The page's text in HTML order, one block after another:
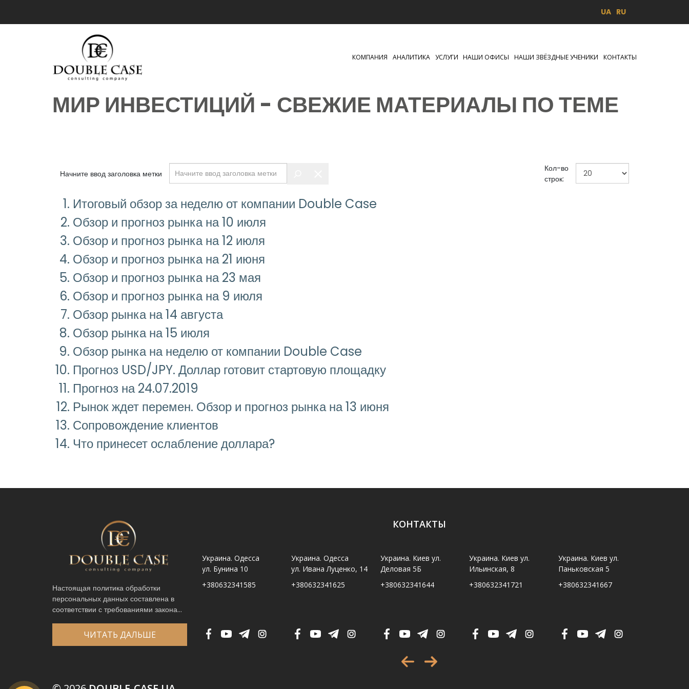
UA RU
КОМПАНИЯ АНАЛИТИКА УСЛУГИ НАШИ ОФИСЫ НАШИ ЗВЁЗДНЫЕ УЧЕНИКИ КОНТАКТЫ
МИР ИНВЕСТИЦИЙ - СВЕЖИЕ МАТЕРИАЛЫ ПО ТЕМЕ
Начните ввод заголовка метки
Кол-во
строк:
Итоговый обзор за неделю от компании Double Case
Обзор и прогноз рынка на 10 июля
Обзор и прогноз рынка на 12 июля
Обзор и прогноз рынка на 21 июня
Обзор и прогноз рынка на 23 мая
Обзор и прогноз рынка на 9 июля
Обзор рынка на 14 августа
Обзор рынка на 15 июля
Обзор рынка на неделю от компании Double Case
Прогноз USD/JPY. Доллар готовит стартовую площадку
Прогноз на 24.07.2019
Рынок ждет перемен. Обзор и прогноз рынка на 13 июня
Сопровождение клиентов
Что принесет ослабление доллара?
Настоящая политика обработки
персональных данных составлена в
соответствии с требованиями закона...
ЧИТАТЬ ДАЛЬШЕ
КОНТАКТЫ
Украина. Львов ул.
+380632341740
Украина. Львов,
просп. Чорновола 67Г
+380632341780
Украина. Одесса
ул. Бунина 10
+380632341585
Украина. Одесса
ул. Ивана Луценко, 14
+380632341625
Украина. Киев ул.
Деловая 5Б
+380632341644
Украина. Киев ул.
Ильинская, 8
+380632341721
Украина. Киев ул.
Паньковская 5
+380632341667
Телефон*
Выберите город*